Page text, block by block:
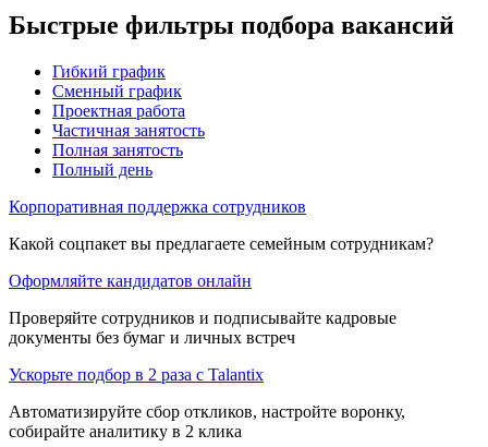
Быстрые фильтры подбора вакансий
Гибкий график
Сменный график
Проектная работа
Частичная занятость
Полная занятость
Полный день
Корпоративная поддержка сотрудников
Какой соцпакет вы предлагаете семейным сотрудникам?
Оформляйте кандидатов онлайн
Проверяйте сотрудников и подписывайте кадровые
документы без бумаг и личных встреч
Ускорьте подбор в 2 раза с Talantix
Автоматизируйте сбор откликов, настройте воронку,
собирайте аналитику в 2 клика